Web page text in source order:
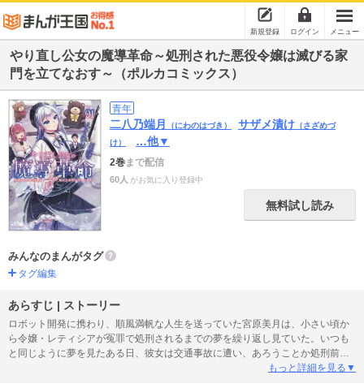
新規登録 ログイン メニュー
やり直し公女の魔導革命～処刑された悪役令嬢は滅びる家
門を立てなおす～（ポルカコミックス）
青年
二八乃端月 （にわのはづき） サザメ漬け （さざめづ
け）
…他▼
2巻まで配信
60人 がお気に入り登録中
無料試し読み
みんなのまんがタグ
タグ編集
あらすじ | ストーリー
ロボット開発に携わり、順風満帆な人生を送っていた宮原美月は、小さい頃か
ら令嬢・レティシアが冤罪で処刑されるまでの夢を繰り返し見ていた。いつも
と同じように夢を見たある日、彼女は交通事故に遭い、あろうことか処刑前の
レティシアに転生してしまう。最後は処刑されるという最悪の未来を回避する
もっと詳細を見る▼